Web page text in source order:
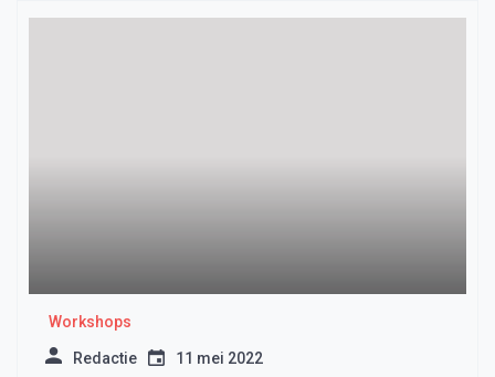
Workshops
Redactie 11 mei 2022